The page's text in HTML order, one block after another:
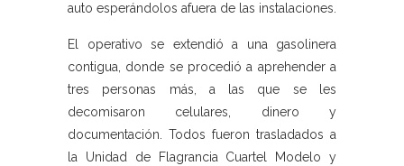
auto esperándolos afuera de las instalaciones.
El operativo se extendió a una gasolinera
contigua, donde se procedió a aprehender a
tres personas más, a las que se les
decomisaron celulares, dinero y
documentación. Todos fueron trasladados a
la Unidad de Flagrancia Cuartel Modelo y